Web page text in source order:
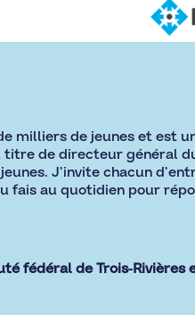
milliers de jeunes et est
de directeur général
J’invite chacun
fais au quotidien pour
fédéral de Trois-